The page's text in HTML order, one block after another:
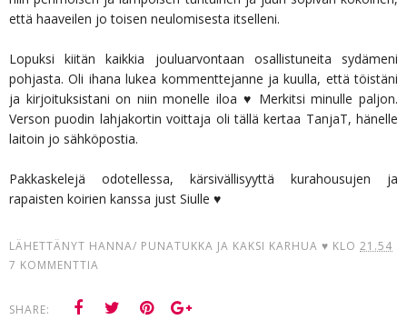
että haaveilen jo toisen neulomisesta itselleni.
Lopuksi kiitän kaikkia jouluarvontaan osallistuneita sydämeni
pohjasta. Oli ihana lukea kommenttejanne ja kuulla, että töistäni
ja kirjoituksistani on niin monelle iloa ♥ Merkitsi minulle paljon.
Verson puodin lahjakortin voittaja oli tällä kertaa TanjaT, hänelle
laitoin jo sähköpostia.
Pakkaskelejä odotellessa, kärsivällisyyttä kurahousujen ja
rapaisten koirien kanssa just Siulle ♥
LÄHETTÄNYT HANNA/ PUNATUKKA JA KAKSI KARHUA ♥ KLO 21.54
7 KOMMENTTIA
SHARE: